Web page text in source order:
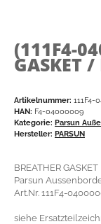
(111F4-
GASKET
Artikelnummer: 111F4-
HAN: F4-04000009
Kategorie: Parsun
Hersteller: PARSUN
BREATHER GASKET
Parsun
Art.Nr. 111F4-
siehe